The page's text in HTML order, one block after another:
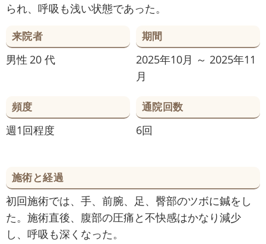
られ、呼吸も浅い状態であった。
来院者
男性 20 代
期間
2025年10月 ～ 2025年11
月
頻度
週1回程度
通院回数
6回
施術と経過
初回施術では、手、前腕、足、臀部のツボに鍼をし
た。施術直後、腹部の圧痛と不快感はかなり減少
し、呼吸も深くなった。